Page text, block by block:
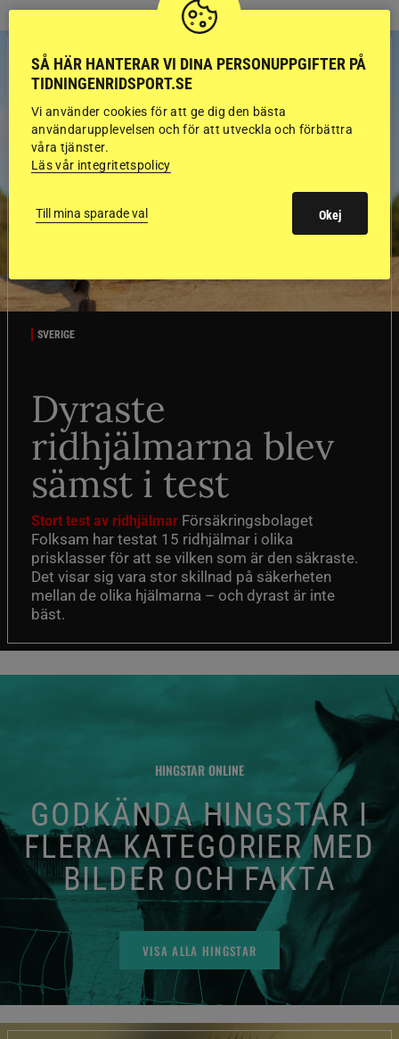
SVERIGE
Dyraste
ridhjälmarna blev
sämst i test
Stort test av ridhjälmar Försäkringsbolaget
Folksam har testat 15 ridhjälmar i olika
prisklasser för att se vilken som är den säkraste.
Det visar sig vara stor skillnad på säkerheten
mellan de olika hjälmarna – och dyrast är inte
bäst.
HINGSTAR ONLINE
GODKÄNDA HINGSTAR I
FLERA KATEGORIER MED
BILDER OCH FAKTA
VISA ALLA HINGSTAR
SÅ HÄR HANTERAR VI DINA PERSONUPPGIFTER PÅ
TIDNINGENRIDSPORT.SE
Vi använder cookies för att ge dig den bästa
användarupplevelsen och för att utveckla och förbättra
våra tjänster.
Läs vår integritetspolicy
Till mina sparade val Okej